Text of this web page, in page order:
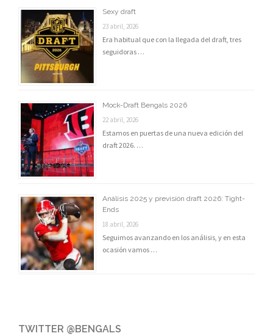
Sexy draft
23 abril, 2026
Era habitual que con la llegada del draft, tres
seguidoras …
Mock-Draft Bengals 2026
22 abril, 2026
Estamos en puertas de una nueva edición del
draft 2026. …
Análisis 2025 y previsión draft 2026: Tight-
Ends
18 abril, 2026
Seguimos avanzando en los análisis, y en esta
ocasión vamos …
TWITTER @BENGALS